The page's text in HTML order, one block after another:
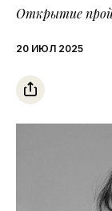
Открытие
20 ИЮЛ 2025